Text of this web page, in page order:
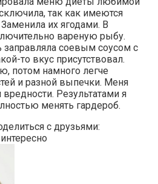
так как имеются
их ягодами. В
вареную рыбу.
соевым соусом с
то вкус присутствовал.
потом намного легче
и разной выпечки. Меня
Результатами я
менять гардероб.
с друзьями: